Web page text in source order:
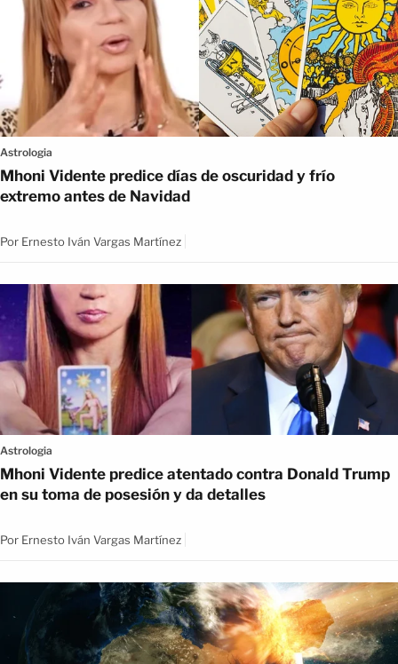
Astrologia
Mhoni Vidente predice días de oscuridad y frío
extremo antes de Navidad
Por Ernesto Iván Vargas Martínez
Astrologia
Mhoni Vidente predice atentado contra Donald Trump
en su toma de posesión y da detalles
Por Ernesto Iván Vargas Martínez